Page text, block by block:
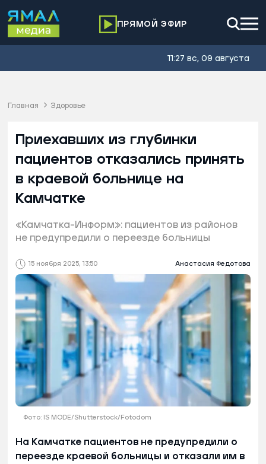
ПРЯМОЙ ЭФИР
11:27 вс, 09 августа
Главная Здоровье
15 ноября 2025, 13:50 Анастасия Федотова
Приехавших из глубинки
пациентов отказались принять
в краевой больнице на
Камчатке
«Камчатка-Информ»: пациентов из районов
не предупредили о переезде больницы
Фото: IS MODE/Shutterstock/Fotodom
На Камчатке пациентов не предупредили о
переезде краевой больницы и отказали им в